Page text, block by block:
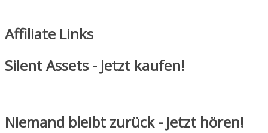
Affiliate Links
Silent Assets - Jetzt kaufen!
Niemand bleibt zurück - Jetzt hören!